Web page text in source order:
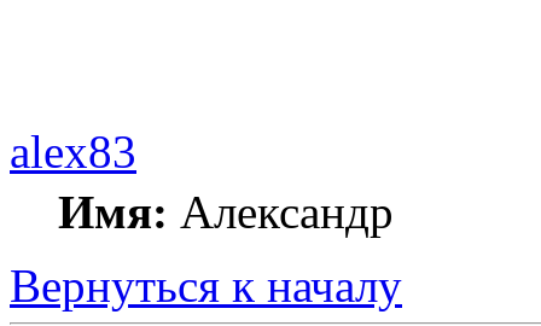
alex83
Имя: Александр
Вернуться к началу